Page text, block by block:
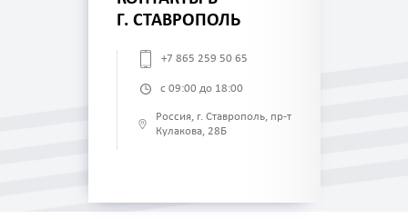
Г. СТАВРОПОЛЬ
+7 865 259 50 65
с 09:00 до 18:00
Россия, г. Ставрополь, пр-т
Кулакова, 28Б